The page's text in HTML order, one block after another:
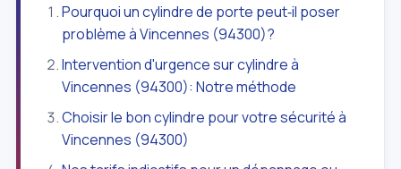
Pourquoi un cylindre de porte peut‑il poser
problème à Vincennes (94300)?
Intervention d'urgence sur cylindre à
Vincennes (94300): Notre méthode
Choisir le bon cylindre pour votre sécurité à
Vincennes (94300)